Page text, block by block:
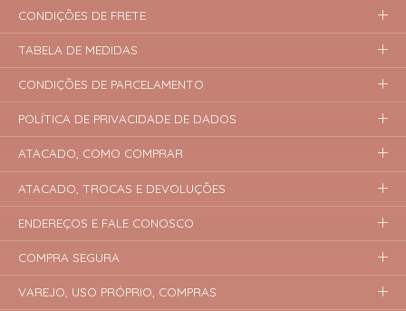
CONDIÇÕES DE FRETE
TABELA DE MEDIDAS
CONDIÇÕES DE PARCELAMENTO
POLÍTICA DE PRIVACIDADE DE DADOS
ATACADO, COMO COMPRAR
ATACADO, TROCAS E DEVOLUÇÕES
ENDEREÇOS E FALE CONOSCO
COMPRA SEGURA
VAREJO, USO PRÓPRIO, COMPRAS